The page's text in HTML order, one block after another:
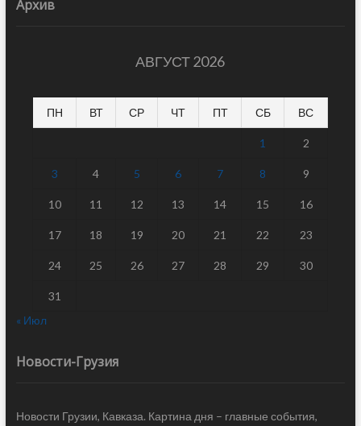
Архив
АВГУСТ 2026
ПН ВТ СР ЧТ ПТ СБ ВС
1 2
3 4 5 6 7 8 9
10 11 12 13 14 15 16
17 18 19 20 21 22 23
24 25 26 27 28 29 30
31
« Июл
Новости-Грузия
Новости Грузии, Кавказа. Картина дня – главные события,